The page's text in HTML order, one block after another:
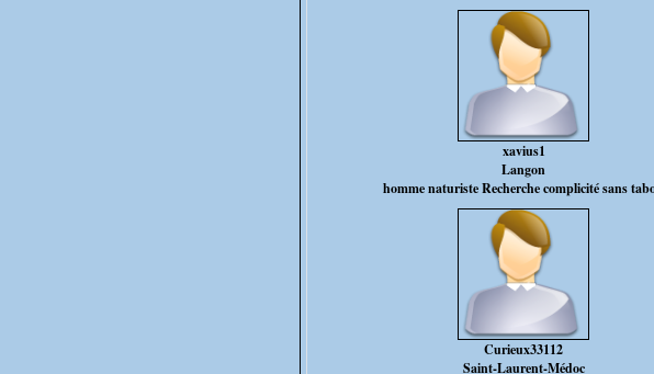
xavius1
Langon
homme naturiste Recherche complicité sans
Curieux33112
Saint-Laurent-Médoc